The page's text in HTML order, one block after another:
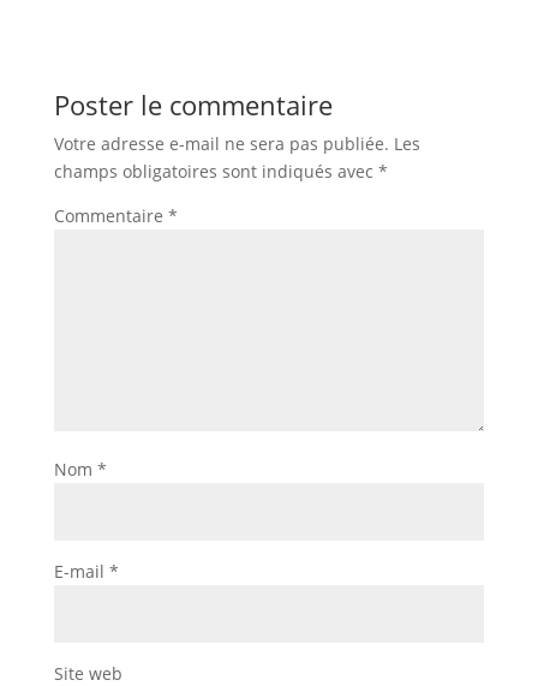
Poster le commentaire
Votre adresse e-mail ne sera pas publiée. Les
champs obligatoires sont indiqués avec *
Commentaire *
Nom *
E-mail *
Site web